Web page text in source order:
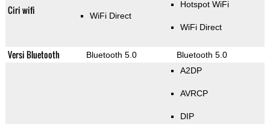
Ciri wifi WiFi Direct
Hotspot WiFi
WiFi Direct
Versi Bluetooth Bluetooth 5.0 Bluetooth 5.0
A2DP
AVRCP
DIP